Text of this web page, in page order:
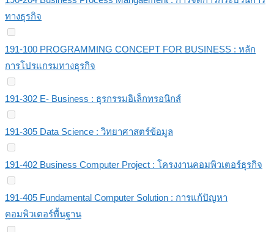
ทางธุรกิจ
191-100 PROGRAMMING CONCEPT FOR BUSINESS : หลัก
การโปรแกรมทางธุรกิจ
191-302 E- Business : ธุรกรรมอิเล็กทรอนิกส์
191-305 Data Science : วิทยาศาสตร์ข้อมูล
191-402 Business Computer Project : โครงงานคอมพิวเตอร์ธุรกิจ
191-405 Fundamental Computer Solution : การแก้ปัญหา
คอมพิวเตอร์พื้นฐาน